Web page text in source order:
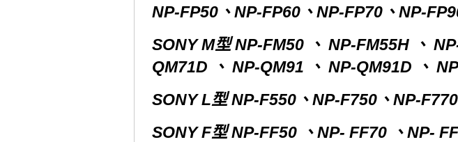
NP-FP50、NP-FP60、NP-FP70、NP-
SONY M型 NP-FM50 、 NP-FM55H 、
QM71D 、 NP-QM91 、 NP-QM91D 、
SONY L型 NP-F550、NP-F750、NP-
SONY F型 NP-FF50 、NP- FF70 、NP-